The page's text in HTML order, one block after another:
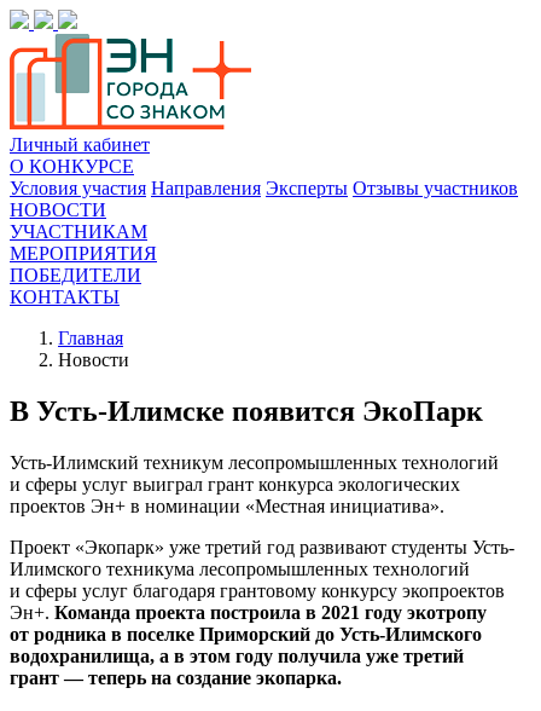
Личный кабинет
О КОНКУРСЕ
Условия участия Направления Эксперты Отзывы участников
НОВОСТИ
УЧАСТНИКАМ
МЕРОПРИЯТИЯ
ПОБЕДИТЕЛИ
КОНТАКТЫ
Главная
Новости
В Усть-Илимске появится ЭкоПарк
Усть-Илимский техникум лесопромышленных технологий
и сферы услуг выиграл грант конкурса экологических
проектов Эн+ в номинации «Местная инициатива».
Проект «Экопарк» уже третий год развивают студенты Усть-
Илимского техникума лесопромышленных технологий
и сферы услуг благодаря грантовому конкурсу экопроектов
Эн+. Команда проекта построила в 2021 году экотропу
от родника в поселке Приморский до Усть-Илимского
водохранилища, а в этом году получила уже третий
грант — теперь на создание экопарка.